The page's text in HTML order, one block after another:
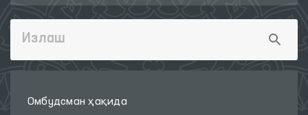
Омбудсман ҳақида